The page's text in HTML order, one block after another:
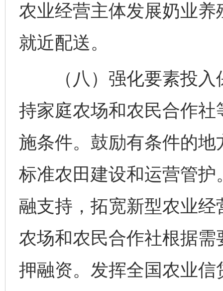
农业经营主体发展奶业
就近配送。
（八）强化要素投入
持家庭农场和农民合作
施条件。鼓励有条件的
标准农田建设和运营管
融支持，拓宽新型农业
农场和农民合作社根据
押融资。发挥全国农业